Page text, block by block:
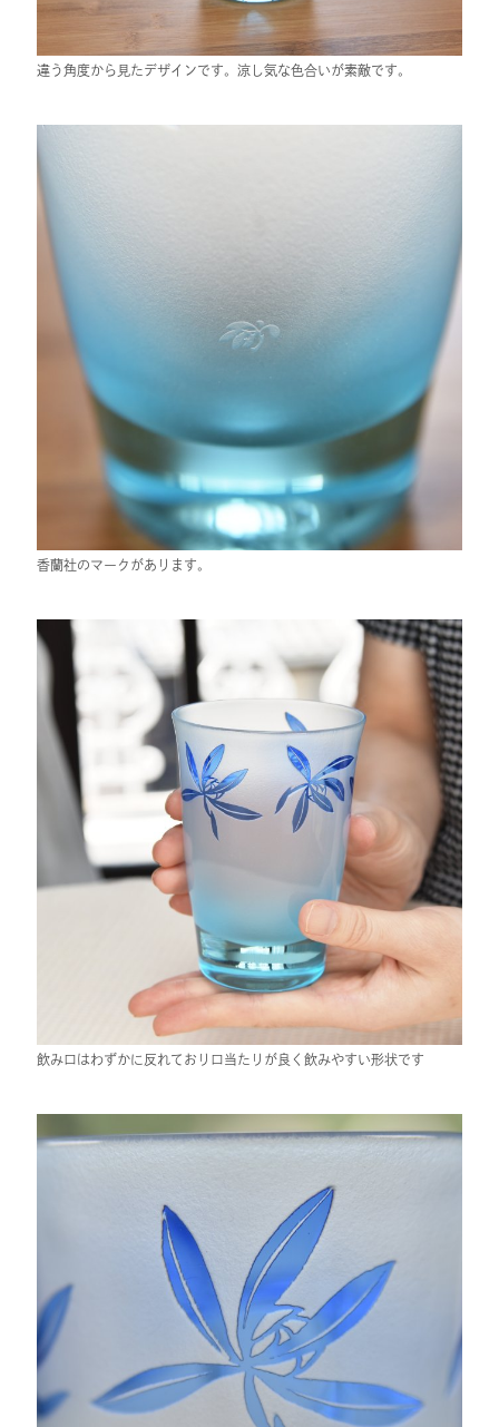
違う角度から見たデザインです。涼し気な色合いが素敵です。
香蘭社のマークがあります。
飲み口はわずかに反れており口当たりが良く飲みやすい形状です